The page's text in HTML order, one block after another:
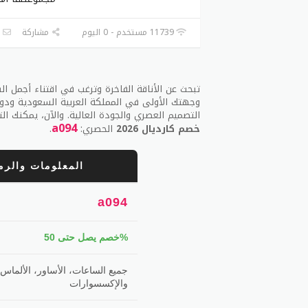
مع
11739 مستخدم - 0 اليوم مشاركة
وجهتك الأولى في المملكة العربية السعودية
التصميم العصري والجودة العالية. والآن، يمكنك التسوق وتوفير حتى 50%
خصم كارديال 2026
الحصري:a094
.
المعلومات
a094
خصم يصل حتى 50%
جميع الساعات، الأساور،
والإكسسوارات